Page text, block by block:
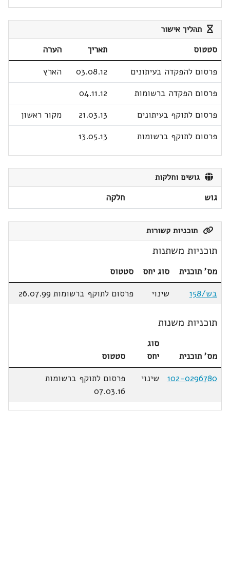
תהליך אישור
סטטוס תאריך
הערה
פרסום להפקדה בעיתונים
03.08.12
הארץ
פרסום הפקדה ברשומות
04.11.12
פרסום לתוקף בעיתונים
21.03.13
מקור ראשון
פרסום לתוקף ברשומות
13.05.13
גושים וחלקות
גוש חלקה
תוכניות קשורות
תוכניות משתנות
מס' תוכנית סוג יחס
סטטוס
בש/158
שינוי פרסום לתוקף ברשומות 26.07.99
תוכניות משנות
מס' תוכנית
סוג
יחס
סטטוס
102-0296780
שינוי
פרסום לתוקף ברשומות
07.03.16